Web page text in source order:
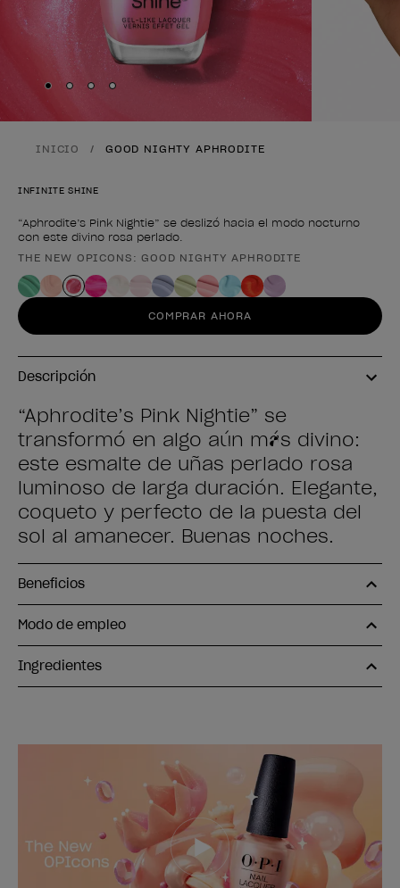
Skip to slide
Skip to slide
Skip to slide
Skip to slide
INICIO GOOD NIGHTY APHRODITE
INFINITE SHINE
“Aphrodite’s Pink Nightie” se deslizó hacia el modo nocturno
con este divino rosa perlado.
Forma del producto
THE NEW OPICONS: GOOD NIGHTY APHRODITE
COMPRAR AHORA
Descripción
“Aphrodite’s Pink Nightie” se
transformó en algo aún más divino:
este esmalte de uñas perlado rosa
luminoso de larga duración. Elegante,
coqueto y perfecto de la puesta del
sol al amanecer. Buenas noches.
Beneficios
Modo de empleo
Ingredientes